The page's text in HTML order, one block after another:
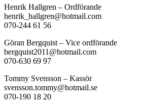
Henrik Hallgren – Ordförande
henrik_hallgren@hotmail.com
070-244 61 56
Göran Bergquist – Vice ordförande
bergquist2011@hotmail.com
070-630 69 97
Tommy Svensson – Kassör
svensson.tommy@hotmail.se
070-190 18 20